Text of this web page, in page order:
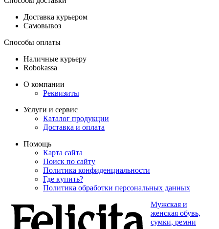
Доставка курьером
Самовывоз
Способы оплаты
Наличные курьеру
Robokassa
О компании
Реквизиты
Услуги и сервис
Каталог продукции
Доставка и оплата
Помощь
Карта сайта
Поиск по сайту
Политика конфиденциальности
Где купить?
Политика обработки персональных данных
Мужская и
женская обувь,
сумки, ремни